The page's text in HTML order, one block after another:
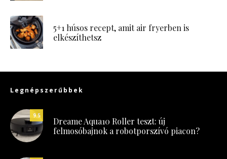
5+1 húsos recept, amit air fryerben is
elkészíthetsz
Legnépszerűbbek
9.5
Dreame Aqua10 Roller teszt: új
felmosóbajnok a robotporszívó piacon?